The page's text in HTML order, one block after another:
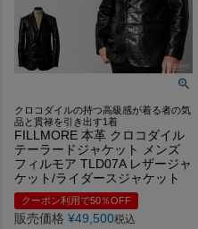
クロコダイルの持つ高級感が着る者の気
品と貫禄を引き出す1着
FILLMORE 本革 クロコダイル
テーラードジャケット メンズ
フィルモア TLD07A レザージャ
ケット/ライダースジャケット
クーポン利用で50％OFF
販売価格 ¥49,500税込